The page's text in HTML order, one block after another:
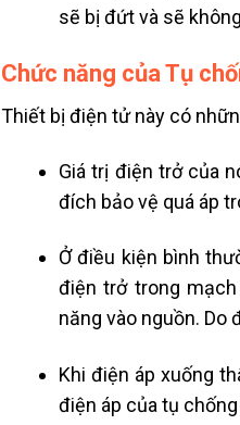
sẽ bị đứt và sẽ
Chức năng của Tụ
Thiết bị điện tử này có
Giá trị điện trở của
đích bảo vệ quá áp
Ở điều kiện bình
điện trở trong
năng vào nguồn. Do
Khi điện áp xuống
điện áp của tụ